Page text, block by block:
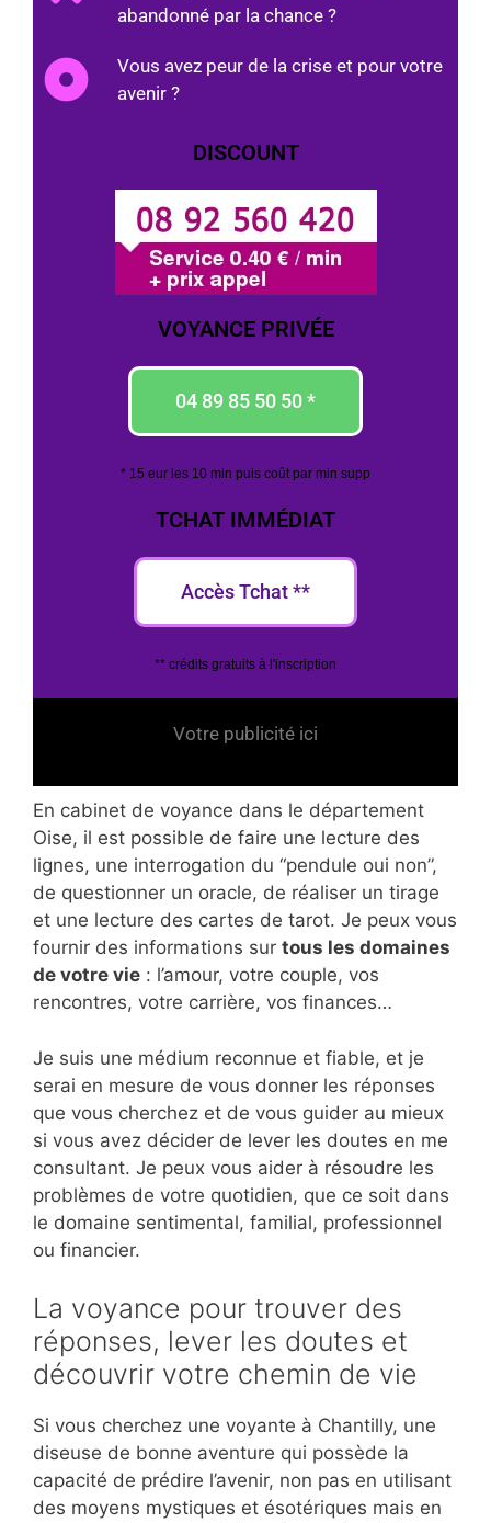
abandonné par la chance ?
Vous avez peur de la crise et pour votre
avenir ?
DISCOUNT
VOYANCE PRIVÉE
04 89 85 50 50 *
* 15 eur les 10 min puis coût par min supp
TCHAT IMMÉDIAT
Accès Tchat **
** crédits gratuits à l'inscription
Votre publicité ici
En cabinet de voyance dans le département
Oise, il est possible de faire une lecture des
lignes, une interrogation du “pendule oui non”,
de questionner un oracle, de réaliser un tirage
et une lecture des cartes de tarot. Je peux vous
fournir des informations sur tous les domaines
de votre vie : l’amour, votre couple, vos
rencontres, votre carrière, vos finances…
Je suis une médium reconnue et fiable, et je
serai en mesure de vous donner les réponses
que vous cherchez et de vous guider au mieux
si vous avez décider de lever les doutes en me
consultant. Je peux vous aider à résoudre les
problèmes de votre quotidien, que ce soit dans
le domaine sentimental, familial, professionnel
ou financier.
La voyance pour trouver des
réponses, lever les doutes et
découvrir votre chemin de vie
Si vous cherchez une voyante à Chantilly, une
diseuse de bonne aventure qui possède la
capacité de prédire l’avenir, non pas en utilisant
des moyens mystiques et ésotériques mais en